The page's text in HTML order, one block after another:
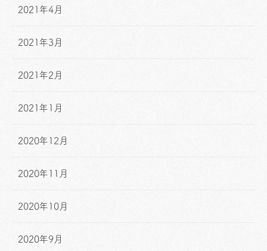
2021年4月
2021年3月
2021年2月
2021年1月
2020年12月
2020年11月
2020年10月
2020年9月